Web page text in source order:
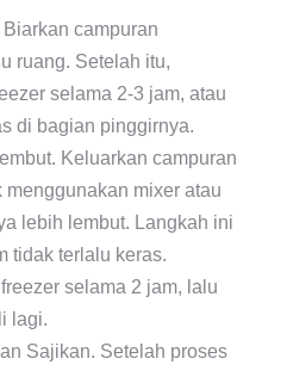
Biarkan campuran
ruang. Setelah itu,
selama 2-3 jam, atau
di bagian pinggirnya.
Keluarkan campuran
menggunakan mixer atau
lebih lembut. Langkah ini
tidak terlalu keras.
selama 2 jam, lalu
lagi.
Sajikan. Setelah proses